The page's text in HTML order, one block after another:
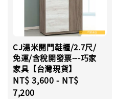
CJ湯米開門鞋櫃/2.7尺/
免運/含稅開發票---巧家
家具【台灣現貨】
Regular
price
NT$ 3,600 - NT$
7,200